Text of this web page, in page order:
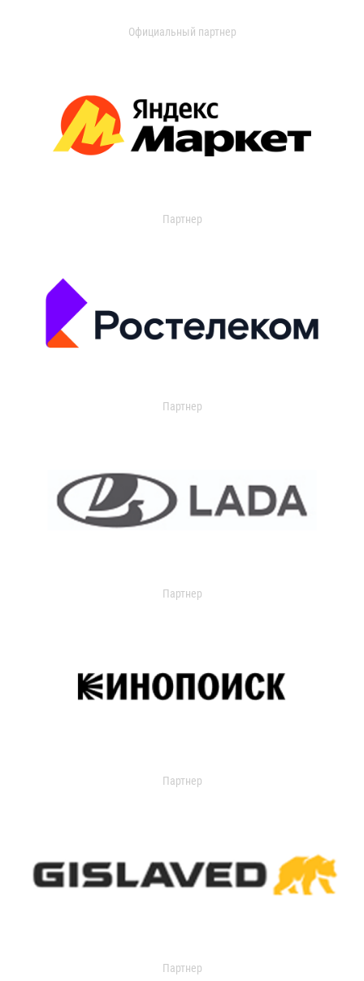
Официальный партнер
Партнер
Партнер
Партнер
Партнер
Партнер